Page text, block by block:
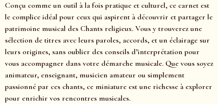
Conçu comme un outil à la fois pratique et culturel, ce carnet est
le complice idéal pour ceux qui aspirent à découvrir et partager le
patrimoine musical des Chants religieux. Vous y trouverez une
sélection de titres avec leurs paroles, accords, et un éclairage sur
leurs origines, sans oublier des conseils d’interprétation pour
vous accompagner dans votre démarche musicale. Que vous soyez
animateur, enseignant, musicien amateur ou simplement
passionné par ces chants, ce miniature est une richesse à explorer
pour enrichir vos rencontres musicales.